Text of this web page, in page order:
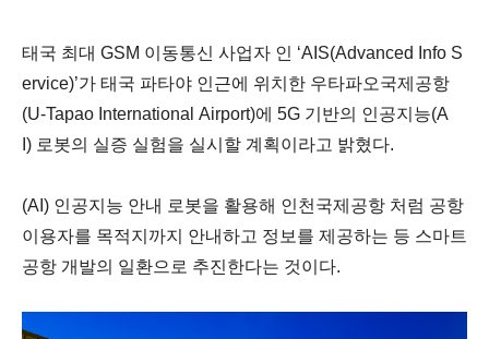
태국 최대 GSM 이동통신 사업자 인 ‘AIS(Advanced Info S
ervice)’가 태국 파타야 인근에 위치한 우타파오국제공항
(U-Tapao International Airport)에 5G 기반의 인공지능(A
I) 로봇의 실증 실험을 실시할 계획이라고 밝혔다.
(AI) 인공지능 안내 로봇을 활용해 인천국제공항 처럼 공항
이용자를 목적지까지 안내하고 정보를 제공하는 등 스마트
공항 개발의 일환으로 추진한다는 것이다.